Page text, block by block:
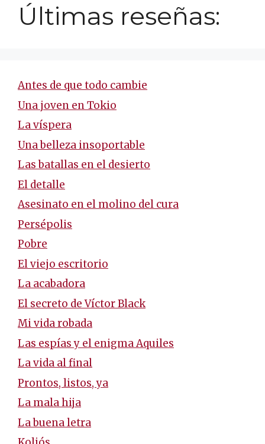
Últimas reseñas:
Antes de que todo cambie
Una joven en Tokio
La víspera
Una belleza insoportable
Las batallas en el desierto
El detalle
Asesinato en el molino del cura
Persépolis
Pobre
El viejo escritorio
La acabadora
El secreto de Víctor Black
Mi vida robada
Las espías y el enigma Aquiles
La vida al final
Prontos, listos, ya
La mala hija
La buena letra